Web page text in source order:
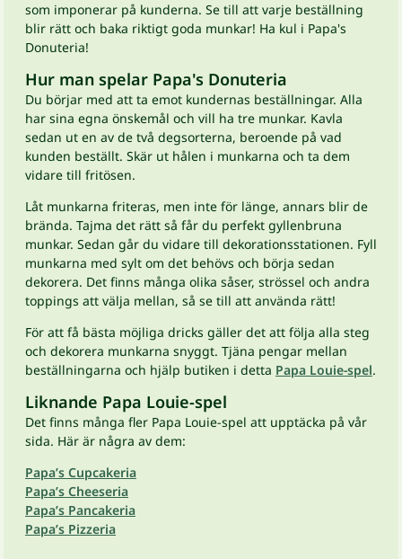
som imponerar på kunderna. Se till att varje beställning
blir rätt och baka riktigt goda munkar! Ha kul i Papa's
Donuteria!
Hur man spelar Papa's Donuteria
Du börjar med att ta emot kundernas beställningar. Alla
har sina egna önskemål och vill ha tre munkar. Kavla
sedan ut en av de två degsorterna, beroende på vad
kunden beställt. Skär ut hålen i munkarna och ta dem
vidare till fritösen.
Låt munkarna friteras, men inte för länge, annars blir de
brända. Tajma det rätt så får du perfekt gyllenbruna
munkar. Sedan går du vidare till dekorationsstationen. Fyll
munkarna med sylt om det behövs och börja sedan
dekorera. Det finns många olika såser, strössel och andra
toppings att välja mellan, så se till att använda rätt!
För att få bästa möjliga dricks gäller det att följa alla steg
och dekorera munkarna snyggt. Tjäna pengar mellan
beställningarna och hjälp butiken i detta Papa Louie-spel.
Liknande Papa Louie-spel
Det finns många fler Papa Louie-spel att upptäcka på vår
sida. Här är några av dem:
Papa’s Cupcakeria
Papa’s Cheeseria
Papa’s Pancakeria
Papa’s Pizzeria